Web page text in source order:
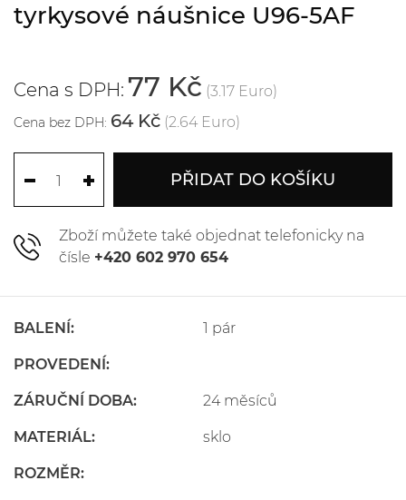
tyrkysové náušnice U96-5AF
Cena s DPH: 77 Kč (3.17 Euro)
Cena bez DPH: 64 Kč (2.64 Euro)
PŘIDAT DO KOŠÍKU
Zboží můžete také objednat telefonicky na
čísle +420 602 970 654
BALENÍ: 1 pár
PROVEDENÍ:
ZÁRUČNÍ DOBA: 24 měsíců
MATERIÁL: sklo
ROZMĚR: